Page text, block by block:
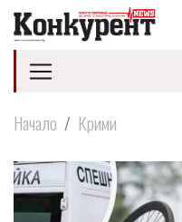
Начало Крими